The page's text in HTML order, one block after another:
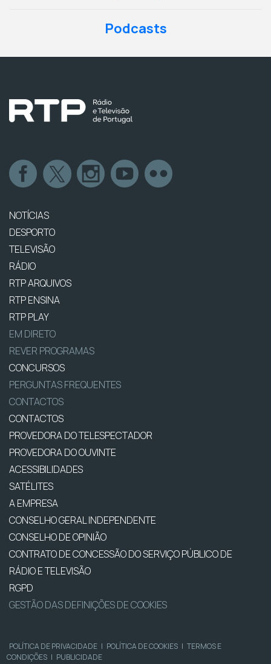
Podcasts
NOTÍCIAS
DESPORTO
TELEVISÃO
RÁDIO
RTP ARQUIVOS
RTP ENSINA
RTP PLAY
EM DIRETO
REVER PROGRAMAS
CONCURSOS
PERGUNTAS FREQUENTES
CONTACTOS
CONTACTOS
PROVEDORA DO TELESPECTADOR
PROVEDORA DO OUVINTE
ACESSIBILIDADES
SATÉLITES
A EMPRESA
CONSELHO GERAL INDEPENDENTE
CONSELHO DE OPINIÃO
CONTRATO DE CONCESSÃO DO SERVIÇO PÚBLICO DE
RÁDIO E TELEVISÃO
RGPD
GESTÃO DAS DEFINIÇÕES DE COOKIES
POLÍTICA DE PRIVACIDADE | POLÍTICA DE COOKIES | TERMOS E
CONDIÇÕES | PUBLICIDADE